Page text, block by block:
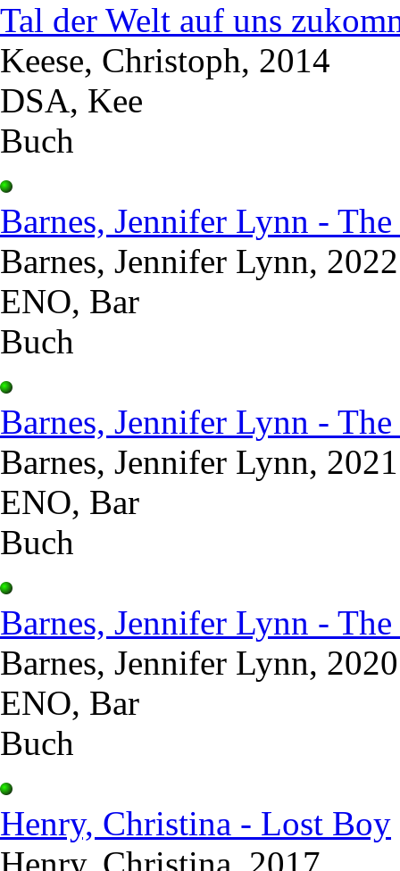
Tal der Welt auf uns
Keese, Christoph, 2014
DSA, Kee
Buch
Barnes, Jennifer Lynn -
Barnes, Jennifer Lynn, 2022
ENO, Bar
Buch
Barnes, Jennifer Lynn -
Barnes, Jennifer Lynn, 2021
ENO, Bar
Buch
Barnes, Jennifer Lynn -
Barnes, Jennifer Lynn, 2020
ENO, Bar
Buch
Henry, Christina - Lost Boy